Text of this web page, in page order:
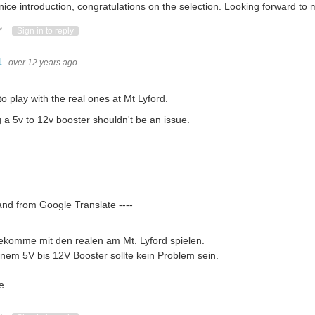
introduction, congratulations on the selection. Looking forward to
Up
Vote Down
Sign in to reply
over 12 years ago
play with the real ones at Mt Lyford.
a 5v to 12v booster shouldn't be an issue.
from Google Translate ----
mit den realen am Mt. Lyford spielen
5V bis 12V Booster sollte kein Problem sein